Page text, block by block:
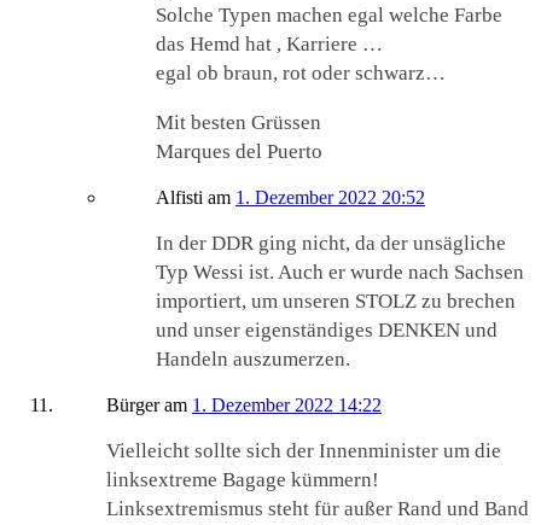
Solche Typen machen egal welche Farbe
das Hemd hat , Karriere …
egal ob braun, rot oder schwarz…
Mit besten Grüssen
Marques del Puerto
Alfisti am 1. Dezember 2022 20:52
In der DDR ging nicht, da der unsägliche
Typ Wessi ist. Auch er wurde nach Sachsen
importiert, um unseren STOLZ zu brechen
und unser eigenständiges DENKEN und
Handeln auszumerzen.
Bürgeram 1. Dezember 2022 14:22
Vielleicht sollte sich der Innenminister um die
linksextreme Bagage kümmern!
Linksextremismus steht für außer Rand und Band